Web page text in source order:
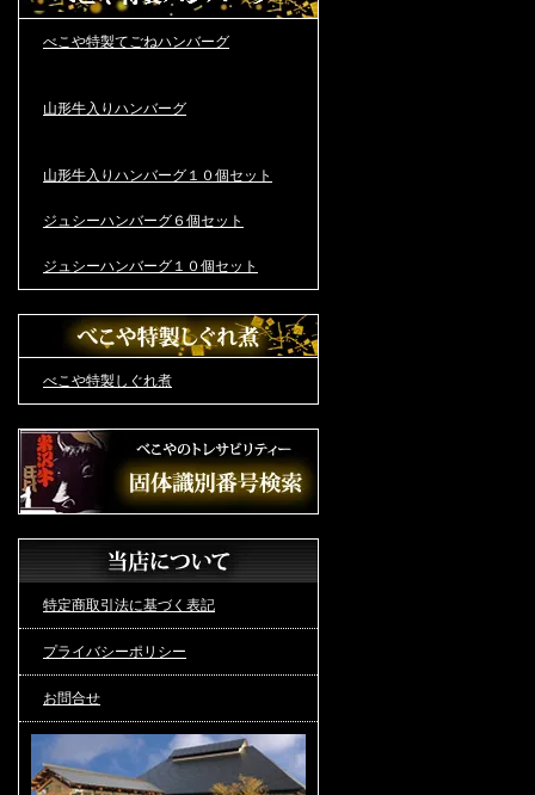
べこや特製てごねハンバーグ
山形牛入りハンバーグ
山形牛入りハンバーグ１０個セット
ジュシーハンバーグ６個セット
ジュシーハンバーグ１０個セット
べこや特製しぐれ煮
特定商取引法に基づく表記
プライバシーポリシー
お問合せ